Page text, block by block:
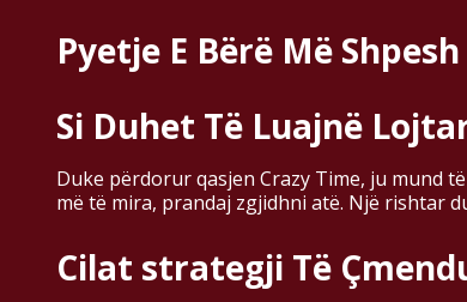
Pyetje E Bërë Më Shpesh
Si Duhet Të Luajnë
Duke përdorur qasjen Crazy Time, ju mund
më të mira, prandaj zgjidhni atë. Një rishtar
Cilat strategji Të